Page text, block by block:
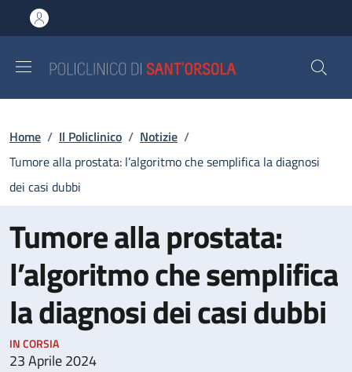
al contenuto principale
to footer content
Briciole di pane
Home / Il Policlinico / Notizie /
Tumore alla prostata: l’algoritmo che semplifica la diagnosi
dei casi dubbi
Tumore alla prostata:
l’algoritmo che semplifica
la diagnosi dei casi dubbi
IN CORSIA
23 Aprile 2024